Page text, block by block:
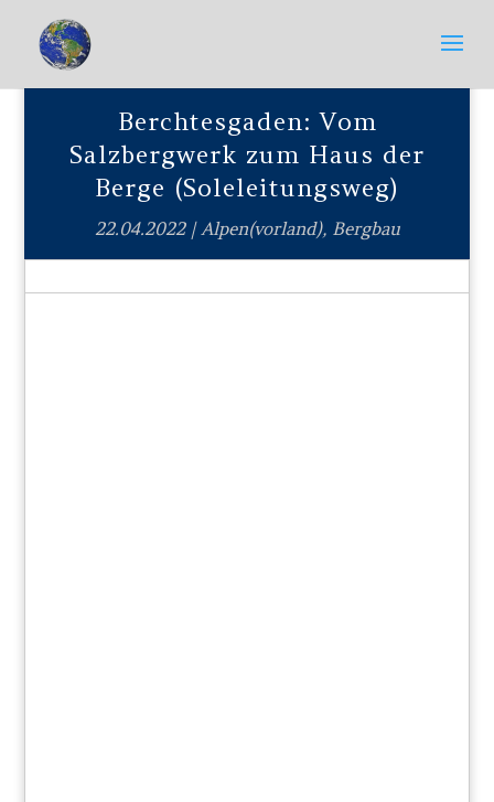
Berchtesgaden: Vom
Salzbergwerk zum Haus der
Berge (Soleleitungsweg)
22.04.2022|Alpen(vorland), Bergbau